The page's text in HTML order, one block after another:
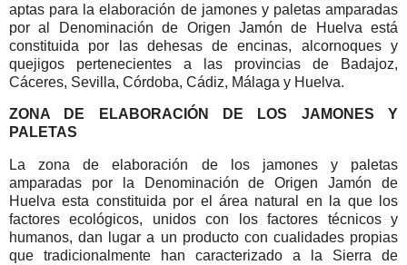
aptas para la elaboración de jamones y paletas amparadas
por al Denominación de Origen Jamón de Huelva está
constituida por las dehesas de encinas, alcornoques y
quejigos pertenecientes a las provincias de Badajoz,
Cáceres, Sevilla, Córdoba, Cádiz, Málaga y Huelva.
ZONA DE ELABORACIÓN DE LOS JAMONES Y
PALETAS
La zona de elaboración de los jamones y paletas
amparadas por la Denominación de Origen Jamón de
Huelva esta constituida por el área natural en la que los
factores ecológicos, unidos con los factores técnicos y
humanos, dan lugar a un producto con cualidades propias
que tradicionalmente han caracterizado a la Sierra de